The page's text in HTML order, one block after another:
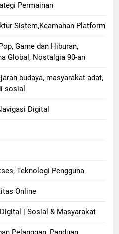
Permainan
Sistem,Keamanan Platform
Game dan Hiburan,
Global, Nostalgia 90-an
budaya, masyarakat adat,
sosial
Digital
Teknologi Pengguna
Online
| Sosial & Masyarakat